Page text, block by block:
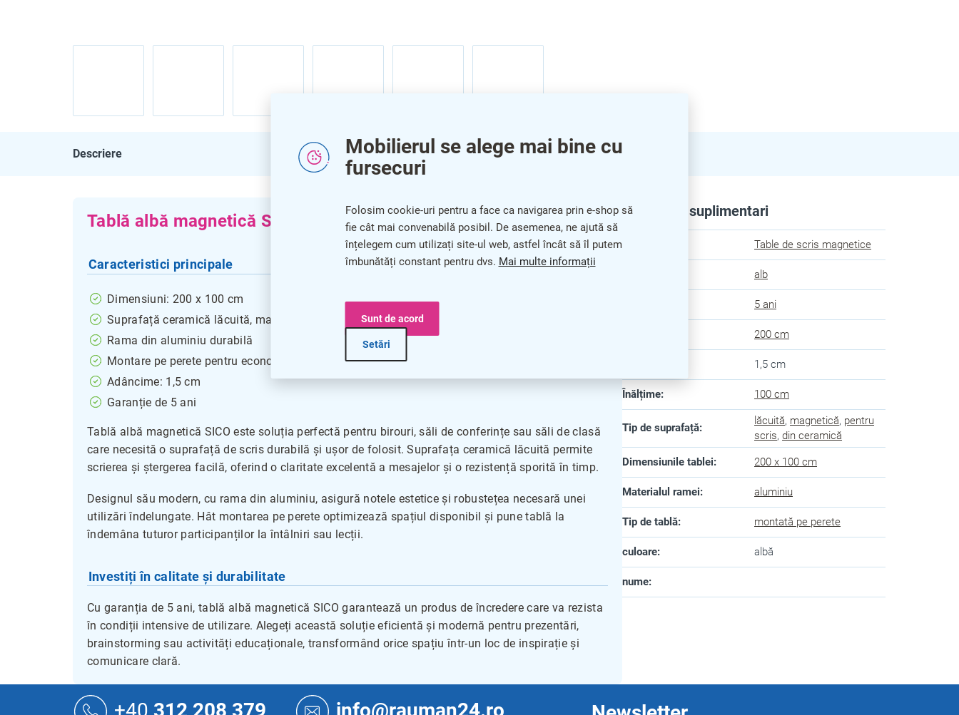
Mobilierul se alege mai bine cu
fursecuri
Folosim cookie-uri pentru a face ca navigarea prin e-shop să
fie cât mai convenabilă posibil. De asemenea, ne ajută să
înțelegem cum utilizați site-ul web, astfel încât să îl putem
îmbunătăți constant pentru dvs. Mai multe informații
Setări
Sunt de acord
Descriere
Tablă albă magnetică SICO cu suprafață ceramică 200 x 100 cm
Caracteristici principale
Dimensiuni: 200 x 100 cm
Suprafață ceramică lăcuită, magnetică, ideală pentru scris
Rama din aluminiu durabilă
Montare pe perete pentru economisirea spațiului
Adâncime: 1,5 cm
Garanție de 5 ani
Tablă albă magnetică SICO este soluția perfectă pentru birouri, săli de conferințe sau săli de clasă
care necesită o suprafață de scris durabilă și ușor de folosit. Suprafața ceramică lăcuită permite
scrierea și ștergerea facilă, oferind o claritate excelentă a mesajelor și o rezistență sporită în timp.
Designul său modern, cu rama din aluminiu, asigură notele estetice și robustețea necesară unei
utilizări îndelungate. Hât montarea pe perete optimizează spațiul disponibil și pune tablă la
îndemâna tuturor participanților la întâlniri sau lecții.
Investiți în calitate și durabilitate
Cu garanția de 5 ani, tablă albă magnetică SICO garantează un produs de încredere care va rezista
în condiții intensive de utilizare. Alegeți această soluție eficientă și modernă pentru prezentări,
brainstorming sau activități educaționale, transformând orice spațiu într-un loc de inspirație și
comunicare clară.
Parametri suplimentari
Table de scris magnetice
alb
5 ani
200 cm
1,5 cm
Înălțime: 100 cm
Tip de suprafață:
lăcuită, magnetică, pentru
scris,din ceramică
Dimensiunile tablei: 200 x 100 cm
Materialul ramei: aluminiu
Tip de tablă: montată pe perete
culoare: albă
nume: